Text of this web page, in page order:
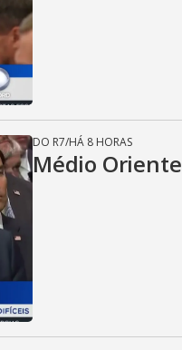
DO R7/HÁ 8 HORAS
Médio Oriente